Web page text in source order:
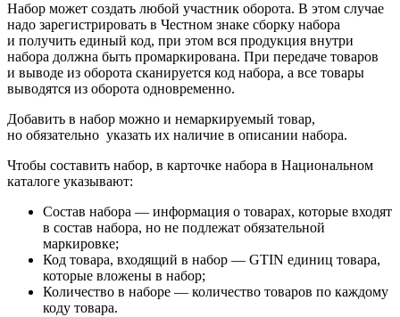
Набор может создать любой участник оборота. В этом случае
надо зарегистрировать в Честном знаке сборку набора
и получить единый код, при этом вся продукция внутри
набора должна быть промаркирована. При передаче товаров
и выводе из оборота сканируется код набора, а все товары
выводятся из оборота одновременно.
Добавить в набор можно и немаркируемый товар,
но обязательно указать их наличие в описании набора.
Чтобы составить набор, в карточке набора в Национальном
каталоге указывают:
Состав набора — информация о товарах, которые входят
в состав набора, но не подлежат обязательной
маркировке;
Код товара, входящий в набор — GTIN единиц товара,
которые вложены в набор;
Количество в наборе — количество товаров по каждому
коду товара.